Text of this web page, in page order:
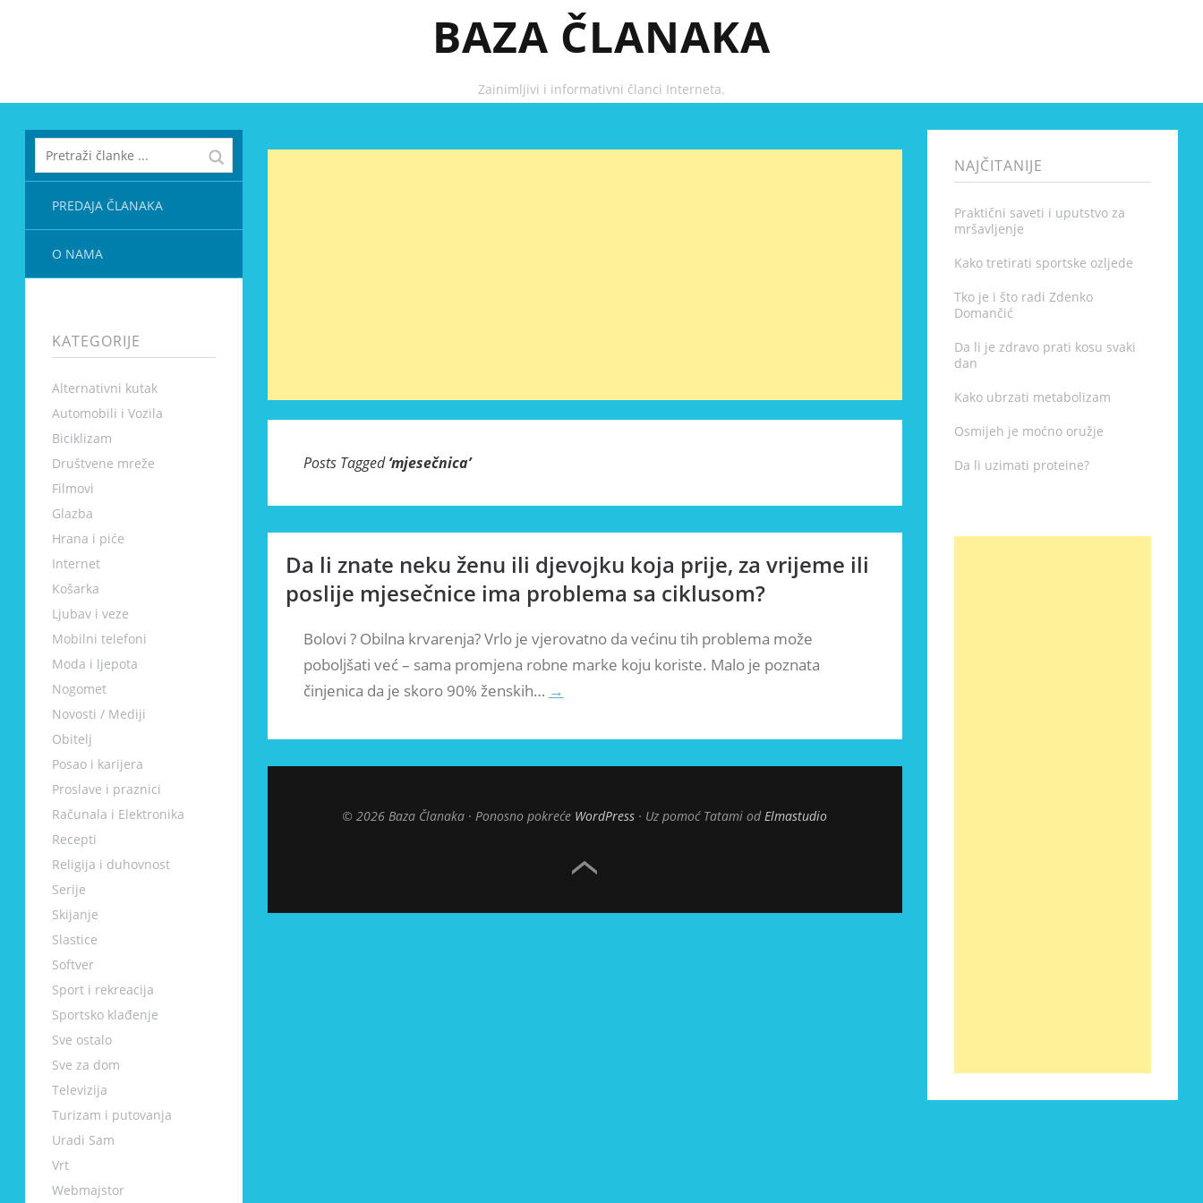
BAZA ČLANAKA
Zainimljivi i informativni članci Interneta.
PREDAJA ČLANAKA
O NAMA
KATEGORIJE
Alternativni kutak
Automobili i Vozila
Biciklizam
Društvene mreže
Filmovi
Glazba
Hrana i piće
Internet
Košarka
Ljubav i veze
Mobilni telefoni
Moda i ljepota
Nogomet
Novosti / Mediji
Obitelj
Posao i karijera
Proslave i praznici
Računala i Elektronika
Recepti
Religija i duhovnost
Serije
Skijanje
Slastice
Softver
Sport i rekreacija
Sportsko klađenje
Sve ostalo
Sve za dom
Televizija
Turizam i putovanja
Uradi Sam
Vrt
Webmajstor
Posts Tagged‘mjesečnica’
Da li znate neku ženu ili djevojku koja prije, za vrijeme ili
poslije mjesečnice ima problema sa ciklusom?
Bolovi ? Obilna krvarenja? Vrlo je vjerovatno da većinu tih problema može
poboljšati već – sama promjena robne marke koju koriste. Malo je poznata
činjenica da je skoro 90% ženskih… →
© 2026 Baza Članaka Ponosno pokreće WordPress Uz pomoć Tatami odElmastudio
NAJČITANIJE
Praktični saveti i uputstvo za
mršavljenje
Kako tretirati sportske ozljede
Tko je i što radi Zdenko
Domančić
Da li je zdravo prati kosu svaki
dan
Kako ubrzati metabolizam
Osmijeh je moćno oružje
Da li uzimati proteine?